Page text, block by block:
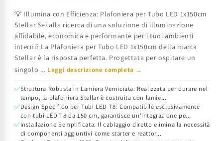
💡 Illumina con Efficienza: Plafoniera per Tubo LED 1x150cm
Stellar Sei alla ricerca di una soluzione di illuminazione
affidabile, economica e performante per i tuoi ambienti
interni? La Plafoniera per Tubo LED 1x150cm della marca
Stellar è la risposta perfetta. Progettata per ospitare un
singolo ... Leggi descrizione completa →
✅Struttura Robusta in Lamiera Verniciata: Realizzata per durare nel
tempo, la plafoniera Stellar è costruita con lamie...
✅Design Specifico per Tubi LED T8: Compatibile esclusivamente
con tubi LED T8 da 150 cm, garantisce un'integrazione pe...
✅Installazione Semplificata: Il cablaggio diretto elimina la necessità
di componenti aggiuntivi come starter e reattor...